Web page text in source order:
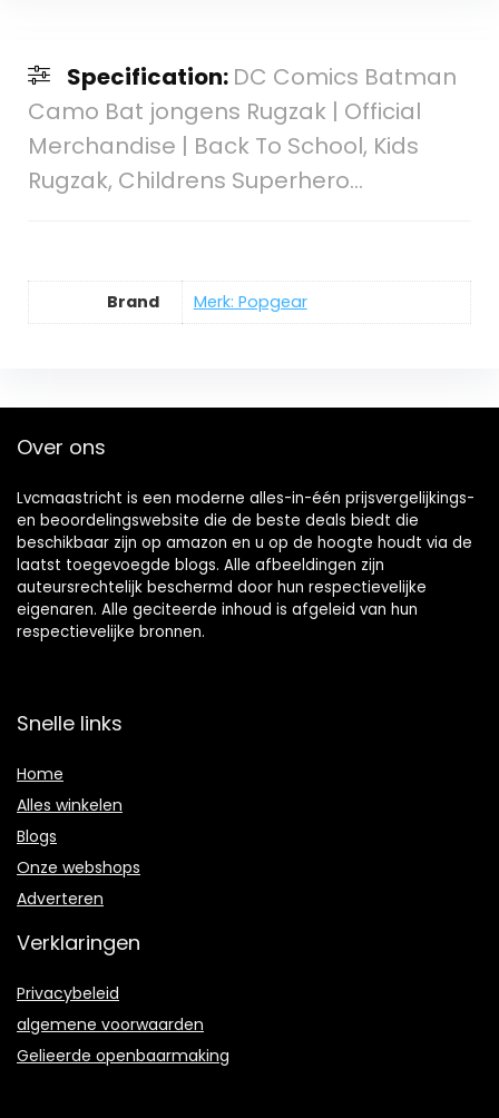
Specification: DC Comics Batman
Camo Bat jongens Rugzak | Official
Merchandise | Back To School, Kids
Rugzak, Childrens Superhero…
Brand Merk: Popgear
Over ons
Lvcmaastricht is een moderne alles-in-één prijsvergelijkings-
en beoordelingswebsite die de beste deals biedt die
beschikbaar zijn op amazon en u op de hoogte houdt via de
laatst toegevoegde blogs. Alle afbeeldingen zijn
auteursrechtelijk beschermd door hun respectievelijke
eigenaren. Alle geciteerde inhoud is afgeleid van hun
respectievelijke bronnen.
Snelle links
Home
Alles winkelen
Blogs
Onze webshops
Adverteren
Verklaringen
Privacybeleid
algemene voorwaarden
Gelieerde openbaarmaking